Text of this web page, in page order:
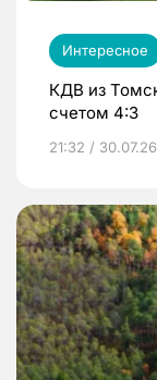
Интересное
КДВ из
счетом 4:3
21:32 / 30.07.26